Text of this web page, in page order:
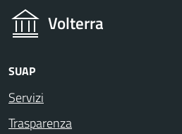
Volterra
SUAP
Servizi
Trasparenza